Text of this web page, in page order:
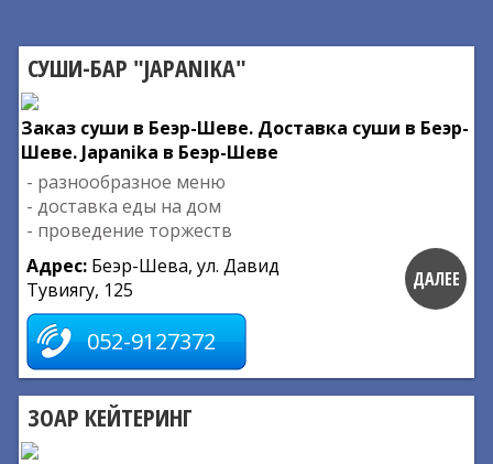
СУШИ-БАР "JAPANIKA"
Заказ суши в Беэр-Шеве. Доставка суши в Беэр-
Шеве. Japanika в Беэр-Шеве
- разнообразное меню
- доставка еды на дом
- проведение торжеств
Адрес: Беэр-Шева, ул. Давид
Тувиягу, 125
052-9127372
ДАЛЕЕ
ЗОАР КЕЙТЕРИНГ